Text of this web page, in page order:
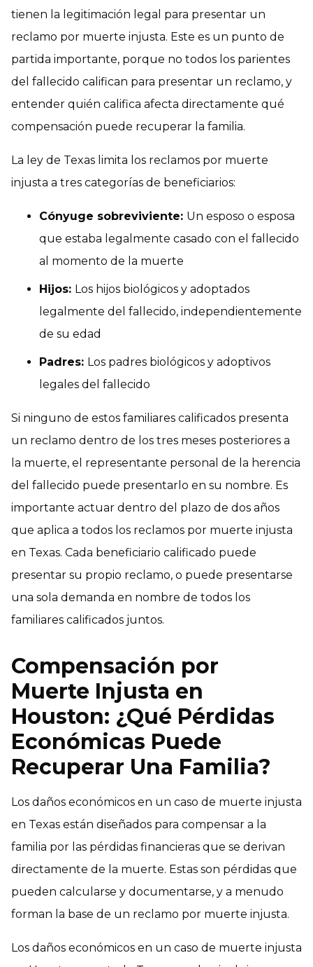
tienen la legitimación legal para presentar un
reclamo por muerte injusta. Este es un punto de
partida importante, porque no todos los parientes
del fallecido califican para presentar un reclamo, y
entender quién califica afecta directamente qué
compensación puede recuperar la familia.
La ley de Texas limita los reclamos por muerte
injusta a tres categorías de beneficiarios:
Cónyuge sobreviviente: Un esposo o esposa
que estaba legalmente casado con el fallecido
al momento de la muerte
Hijos: Los hijos biológicos y adoptados
legalmente del fallecido, independientemente
de su edad
Padres: Los padres biológicos y adoptivos
legales del fallecido
Si ninguno de estos familiares calificados presenta
un reclamo dentro de los tres meses posteriores a
la muerte, el representante personal de la herencia
del fallecido puede presentarlo en su nombre. Es
importante actuar dentro del plazo de dos años
que aplica a todos los reclamos por muerte injusta
en Texas. Cada beneficiario calificado puede
presentar su propio reclamo, o puede presentarse
una sola demanda en nombre de todos los
familiares calificados juntos.
Compensación por
Muerte Injusta en
Houston: ¿Qué Pérdidas
Económicas Puede
Recuperar Una Familia?
Los daños económicos en un caso de muerte injusta
en Texas están diseñados para compensar a la
familia por las pérdidas financieras que se derivan
directamente de la muerte. Estas son pérdidas que
pueden calcularse y documentarse, y a menudo
forman la base de un reclamo por muerte injusta.
Los daños económicos en un caso de muerte injusta